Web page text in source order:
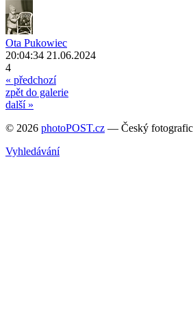
Ota Pukowiec
20:04:34 21.06.2024
4
« předchozí
zpět do galerie
další »
© 2026 photoPOST.cz — Český
Vyhledávání